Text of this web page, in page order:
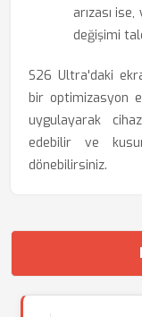
arızası
değişimi
S26 Ultra'daki
bir optimizasyon
uygulayarak
edebilir ve
dönebilirsiniz.